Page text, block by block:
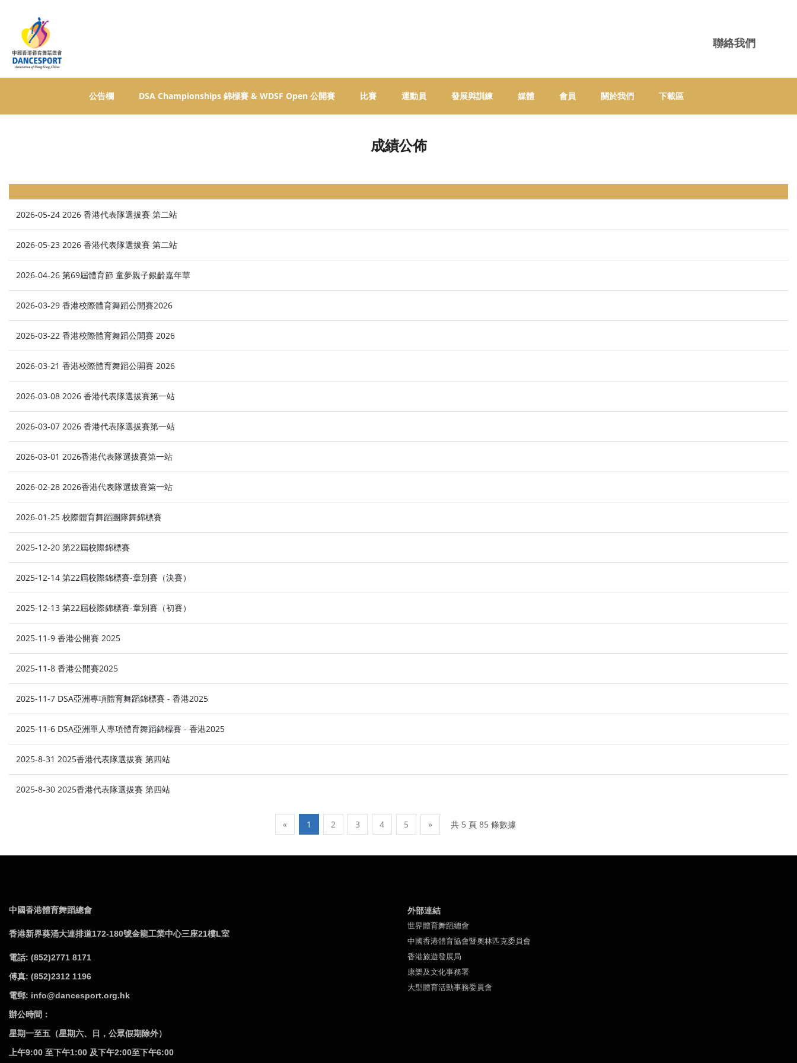
聯絡我們
公告欄 DSA Championships 錦標賽 & WDSF Open 公開賽 比賽 運動員 發展與訓練 媒體 會員 關於我們 下載區
成績公佈
2026-05-24 2026 香港代表隊選拔賽 第二站
2026-05-23 2026 香港代表隊選拔賽 第二站
2026-04-26 第69屆體育節 童夢親子銀齡嘉年華
2026-03-29 香港校際體育舞蹈公開賽2026
2026-03-22 香港校際體育舞蹈公開賽 2026
2026-03-21 香港校際體育舞蹈公開賽 2026
2026-03-08 2026 香港代表隊選拔賽第一站
2026-03-07 2026 香港代表隊選拔賽第一站
2026-03-01 2026香港代表隊選拔賽第一站
2026-02-28 2026香港代表隊選拔賽第一站
2026-01-25 校際體育舞蹈團隊舞錦標賽
2025-12-20 第22屆校際錦標賽
2025-12-14 第22屆校際錦標賽-章別賽（決賽）
2025-12-13 第22屆校際錦標賽-章別賽（初賽）
2025-11-9 香港公開賽 2025
2025-11-8 香港公開賽2025
2025-11-7 DSA亞洲專項體育舞蹈錦標賽 - 香港2025
2025-11-6 DSA亞洲單人專項體育舞蹈錦標賽 - 香港2025
2025-8-31 2025香港代表隊選拔賽 第四站
2025-8-30 2025香港代表隊選拔賽 第四站
« 1 2 3 4 5 » 共 5 頁 85 條數據
中國香港體育舞蹈總會
香港新界葵涌大連排道172-180號金龍工業中心三座21樓L室
電話: (852)2771 8171
傅真: (852)2312 1196
電郵: info@dancesport.org.hk
辦公時間：
星期一至五（星期六、日，公眾假期除外）
上午9:00 至下午1:00 及下午2:00至下午6:00
外部連結
世界體育舞蹈總會
中國香港體育協會暨奧林匹克委員會
香港旅遊發展局
康樂及文化事務署
大型體育活動事務委員會